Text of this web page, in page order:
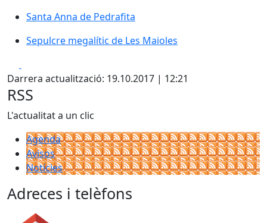
Santa Anna de Pedrafita
Santa Anna de Pedrafita
Sepulcre megalític de Les Maioles
Sepulcre megalític de Les Maioles
Darrera actualització: 19.10.2017 | 12:21
RSS
L'actualitat a un clic
Agenda
Avisos
Notícies
Adreces i telèfons